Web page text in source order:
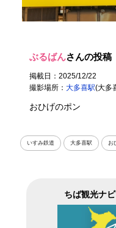
ぶるばんさんの投稿
掲載日：2025/12/22
撮影場所：大多喜駅(大多
おひげのポン
いすみ鉄道 大多喜駅 お
ちば観光ナ